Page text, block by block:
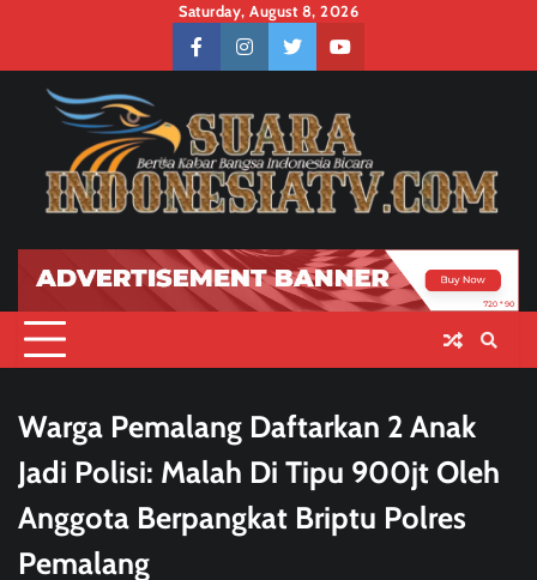
content
Saturday, August 8, 2026
facebookinstagramtwitteryoutube
Warga Pemalang Daftarkan 2 Anak
Jadi Polisi: Malah Di Tipu 900jt Oleh
Anggota Berpangkat Briptu Polres
Pemalang